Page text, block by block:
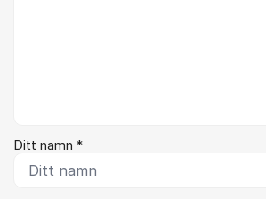
Ditt namn *